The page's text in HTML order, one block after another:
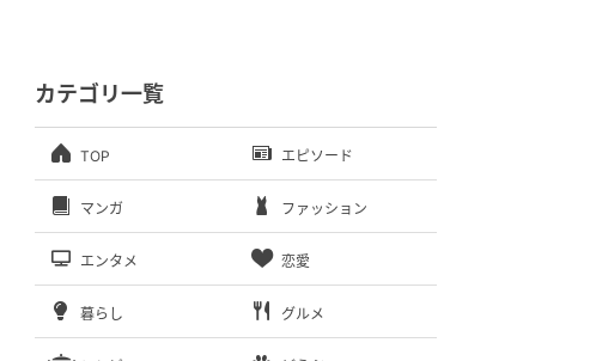
カテゴリ一覧
TOP エピソード
マンガ ファッション
エンタメ 恋愛
暮らし グルメ